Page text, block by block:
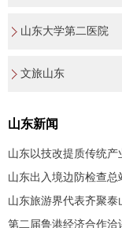
山东大学第二医院
文旅山东
山东新闻
山东以技改提质传统
山东出入境边防检查总
山东旅游界代表齐聚
第二届鲁港经济合作